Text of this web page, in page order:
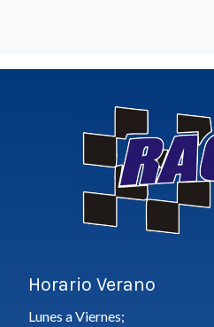
Horario Verano
Lunes a Viernes;